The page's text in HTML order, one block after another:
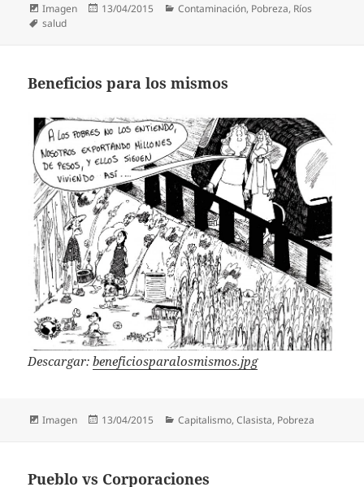
Formato
Imagen
Publicado
13/04/2015 Categorías
Contaminación, Pobreza, Ríos
Etiquetas
salud
Beneficios para los mismos
Descargar:beneficiosparalosmismos.jpg
Formato
Imagen
Publicado
13/04/2015 Categorías
Capitalismo,Clasista, Pobreza
Pueblo vs Corporaciones